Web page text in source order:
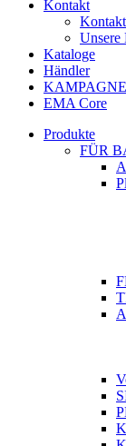
Kontakt
Unsere
Kataloge
Händler
KAMPAGNE
EMA Core
Produkte
FÜR